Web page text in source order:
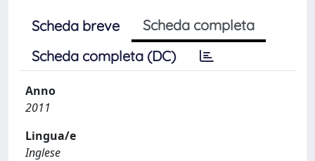
Scheda breve
Scheda completa
Scheda completa (DC)
Anno
2011
Lingua/e
Inglese